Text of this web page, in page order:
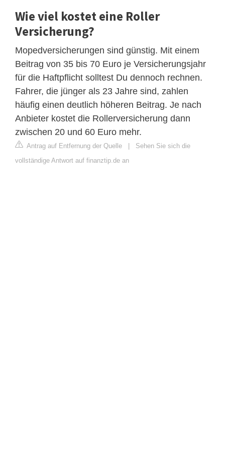
Wie viel kostet eine Roller
Versicherung?
Mopedversicherungen sind günstig. Mit einem
Beitrag von 35 bis 70 Euro je Versicherungsjahr
für die Haftpflicht solltest Du dennoch rechnen.
Fahrer, die jünger als 23 Jahre sind, zahlen
häufig einen deutlich höheren Beitrag. Je nach
Anbieter kostet die Rollerversicherung dann
zwischen 20 und 60 Euro mehr.
Antrag auf Entfernung der Quelle | Sehen Sie sich die
vollständige Antwort auf finanztip.de an